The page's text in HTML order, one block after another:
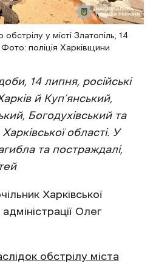
обстрілу у місті Златопіль, 14
поліція Харківщини
14 липня, російські
й Куп’янський,
Богодухівський та
області. У
та постраждалі,
Харківської
Олег
обстрілу міста